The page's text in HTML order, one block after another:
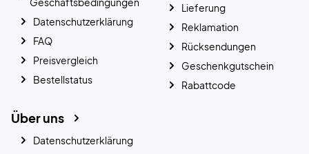
Datenschutzerklärung
FAQ
Preisvergleich
Bestellstatus
Lieferung
Reklamation
Rücksendungen
Geschenkgutschein
Rabattcode
Über uns
Datenschutzerklärung